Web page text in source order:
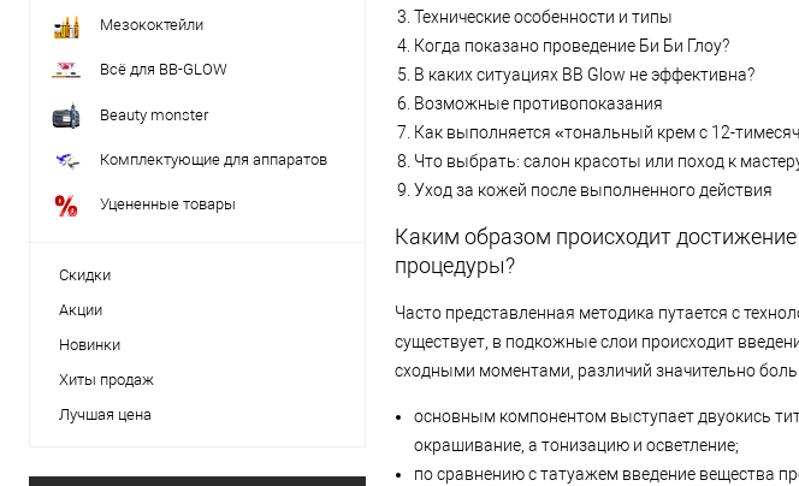
Мезококтейли
Всё для BB-GLOW
Beauty monster
Комплектующие для аппаратов
Уцененные товары
Скидки
Акции
Новинки
Хиты продаж
Лучшая цена
Технические особенности и типы
Когда показано проведение Би Би Глоу?
В каких ситуациях BB Glow не эффективна?
Возможные противопоказания
Как выполняется «тональный крем с 12-
Что выбрать: салон красоты или поход к
Уход за кожей после выполненного действия
Каким образом происходит
процедуры?
Часто представленная методика путается с
существует, в подкожные слои происходит
сходными моментами, различий значительно
основным компонентом выступает двуокись
окрашивание, а тонизацию и осветление;
по сравнению с татуажем введение вещества